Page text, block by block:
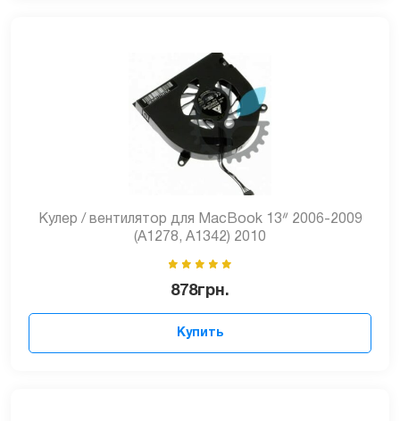
Кулер / вентилятор для MacBook 13ᐥ 2006-2009
(A1278, A1342) 2010
878грн.
Купить